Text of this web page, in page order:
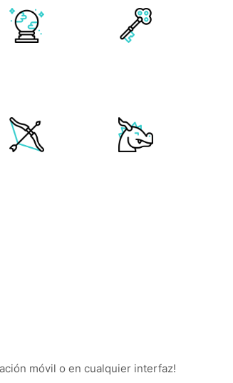
móvil o en cualquier interfaz!